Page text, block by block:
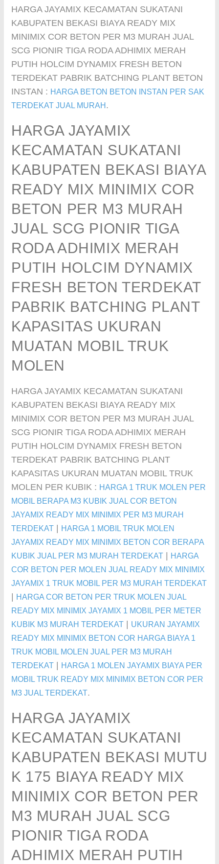
HARGA JAYAMIX KECAMATAN SUKATANI
KABUPATEN BEKASI BIAYA READY MIX
MINIMIX COR BETON PER M3 MURAH JUAL
SCG PIONIR TIGA RODA ADHIMIX MERAH
PUTIH HOLCIM DYNAMIX FRESH BETON
TERDEKAT PABRIK BATCHING PLANT BETON
INSTAN : HARGA BETON BETON INSTAN PER SAK
TERDEKAT JUAL MURAH .
HARGA JAYAMIX
KECAMATAN SUKATANI
KABUPATEN BEKASI BIAYA
READY MIX MINIMIX COR
BETON PER M3 MURAH
JUAL SCG PIONIR TIGA
RODA ADHIMIX MERAH
PUTIH HOLCIM DYNAMIX
FRESH BETON TERDEKAT
PABRIK BATCHING PLANT
KAPASITAS UKURAN
MUATAN MOBIL TRUK
MOLEN
HARGA JAYAMIX KECAMATAN SUKATANI
KABUPATEN BEKASI BIAYA READY MIX
MINIMIX COR BETON PER M3 MURAH JUAL
SCG PIONIR TIGA RODA ADHIMIX MERAH
PUTIH HOLCIM DYNAMIX FRESH BETON
TERDEKAT PABRIK BATCHING PLANT
KAPASITAS UKURAN MUATAN MOBIL TRUK
MOLEN PER KUBIK : HARGA 1 TRUK MOLEN PER
MOBIL BERAPA M3 KUBIK JUAL COR BETON
JAYAMIX READY MIX MINIMIX PER M3 MURAH
TERDEKAT
HARGA 1 MOBIL TRUK MOLEN
JAYAMIX READY MIX MINIMIX BETON COR BERAPA
KUBIK JUAL PER M3 MURAH TERDEKAT
HARGA
COR BETON PER MOLEN JUAL READY MIX MINIMIX
JAYAMIX 1 TRUK MOBIL PER M3 MURAH TERDEKAT
HARGA COR BETON PER TRUK MOLEN JUAL
READY MIX MINIMIX JAYAMIX 1 MOBIL PER METER
KUBIK M3 MURAH TERDEKAT
UKURAN JAYAMIX
READY MIX MINIMIX BETON COR HARGA BIAYA 1
TRUK MOBIL MOLEN JUAL PER M3 MURAH
TERDEKAT
HARGA 1 MOLEN JAYAMIX BIAYA PER
MOBIL TRUK READY MIX MINIMIX BETON COR PER
M3 JUAL TERDEKAT.
HARGA JAYAMIX
KECAMATAN SUKATANI
KABUPATEN BEKASI MUTU
K 175 BIAYA READY MIX
MINIMIX COR BETON PER
M3 MURAH JUAL SCG
PIONIR TIGA RODA
ADHIMIX MERAH PUTIH